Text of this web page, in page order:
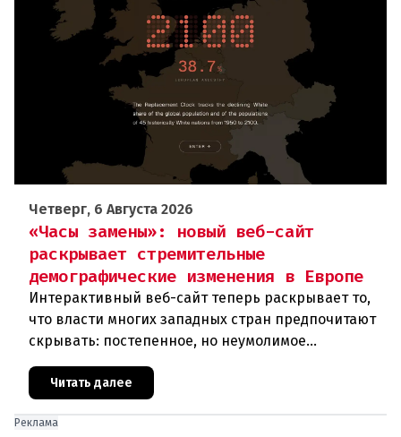
Четверг, 6 Августа 2026
«Часы замены»: новый веб-сайт
раскрывает стремительные
демографические изменения в Европе
Интерактивный веб-сайт теперь раскрывает то,
что власти многих западных стран предпочитают
скрывать: постепенное, но неумолимое
сокращение численности населения
европейского происхождения. «Часы замен
Читать далее
Реклама